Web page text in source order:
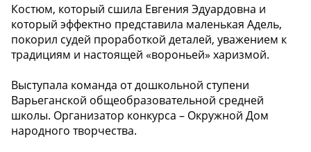
Костюм, который сшила Евгения Эдуардовна и
который эффектно представила маленькая Адель,
покорил судей проработкой деталей, уважением к
традициям и настоящей «вороньей» харизмой.
Выступала команда от дошкольной ступени
Варьеганской общеобразовательной средней
школы. Организатор конкурса – Окружной Дом
народного творчества.